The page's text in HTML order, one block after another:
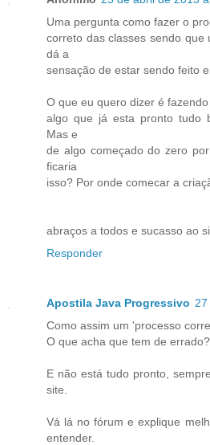
Uma pergunta como fazer o
correto das classes sendo que
dá a
sensação de estar sendo feito
O que eu quero dizer é fazendo
algo que já esta pronto tudo
Mas e
de algo começado do zero
ficaria
isso? Por onde comecar a
abraços a todos e sucasso ao
Responder
Apostila Java Progressivo
Como assim um 'processo
O que acha que tem de errado?
E não está tudo pronto,
site.
Vá lá no fórum e explique
entender.